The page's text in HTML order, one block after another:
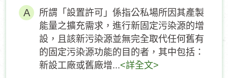
所謂「設置許可」係指公私場所因其產製
能量之擴充需求，進行新固定污染源的增
設，且該新污染源並無完全取代任何舊有
的固定污染源功能的目的者，其中包括：
新設工廠或舊廠增...<詳全文>